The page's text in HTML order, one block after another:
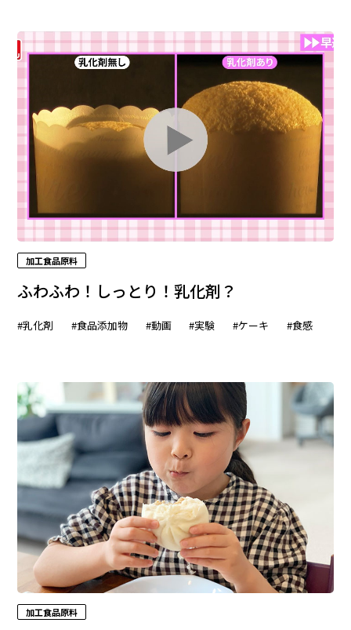
加工食品原料
ふわふわ！しっとり！乳化剤？
#乳化剤 #食品添加物 #動画 #実験 #ケーキ #食感
加工食品原料